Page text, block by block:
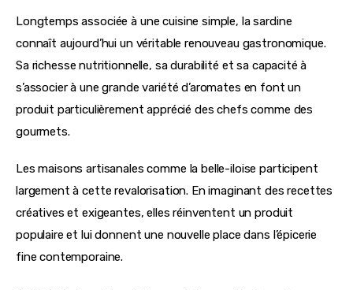
Longtemps associée à une cuisine simple, la sardine
connaît aujourd’hui un véritable renouveau gastronomique.
Sa richesse nutritionnelle, sa durabilité et sa capacité à
s’associer à une grande variété d’aromates en font un
produit particulièrement apprécié des chefs comme des
gourmets.
Les maisons artisanales comme la belle-iloise participent
largement à cette revalorisation. En imaginant des recettes
créatives et exigeantes, elles réinventent un produit
populaire et lui donnent une nouvelle place dans l’épicerie
fine contemporaine.